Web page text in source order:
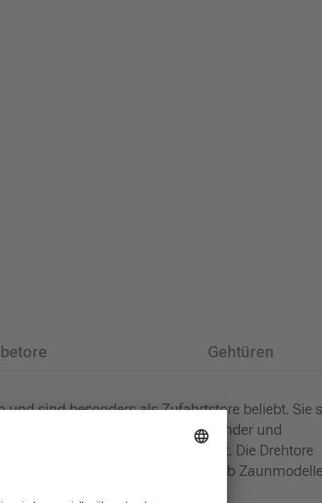
Gehtüren
sind besonders als Zufahrtstore beliebt. Sie
Funkempfänger, Handsender und
und Schließen deutlich erhöht. Die Drehtore
Farben und Holzoptiken der Leeb Zaunmodelle